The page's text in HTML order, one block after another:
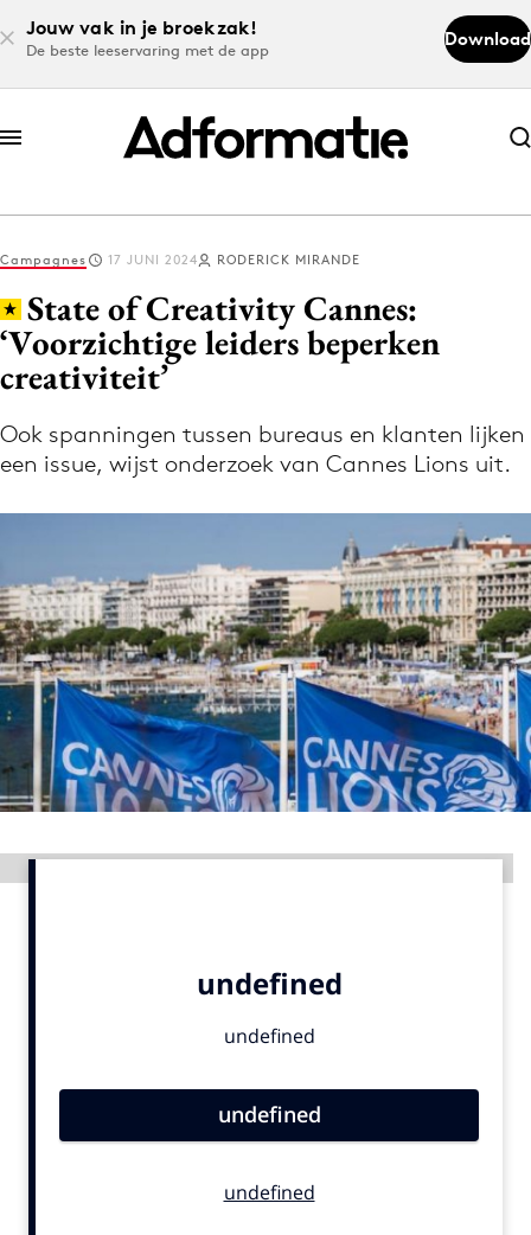
Jouw vak in je broekzak!
De beste leeservaring met de app
Download
Abonneer nu
Abonneer nu
Log in
Volg het laatste nieuws via de Adformatie
Nieuws app
Menu
Home
9 sept: GenAI-training
12 nov: MarketingLive!
Adverteren
Events
Opleidingen
Vacatures
Bureaus
Campagnes 17 JUNI 2024 RODERICK MIRANDE
State of Creativity Cannes:
‘Voorzichtige leiders beperken
creativiteit’
Ook spanningen tussen bureaus en klanten lijken
een issue, wijst onderzoek van Cannes Lions uit.